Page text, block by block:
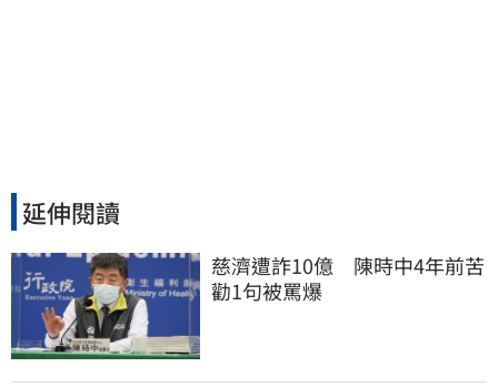
延伸閱讀
慈濟遭詐10億　陳時中4年前苦
勸1句被罵爆